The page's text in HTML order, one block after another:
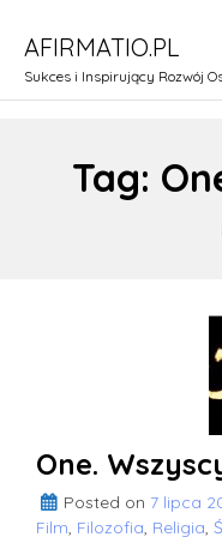
content
AFIRMATIO.PL
Sukces i Inspirujący Rozwój
Tag:
One.
Posted on 7 lipca
Film, Filozofia, Religia,